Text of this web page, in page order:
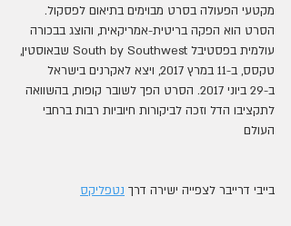
מקטעי הפעולה בסרט מבוימים בתיאום לפסקול.
הסרט הוא הפקה בריטית-אמריקאית, והוצג בבכורה
עולמית בפסטיבל South by Southwest שבאוסטין,
טקסס, ב-11 במרץ 2017, ויצא לאקרנים בישראל
ב-29 ביוני 2017. הסרט הפך לשובר קופות, בהשוואה
לתקציבו הדל וזכה לביקורות חיוביות רבות ברחבי
העולם
בייבי דרייבר לצפייה ישירה דרך נטפליקס